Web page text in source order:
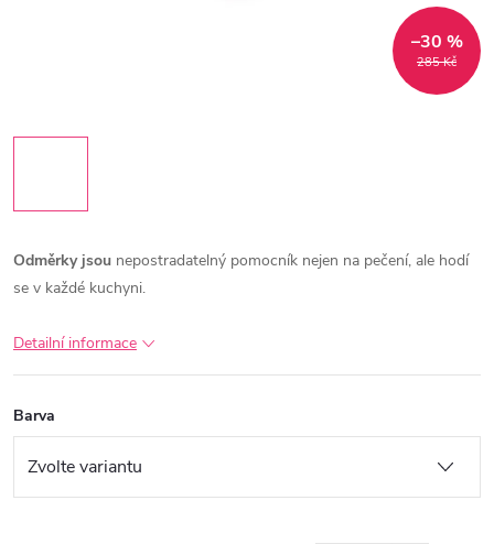
285 Kč
–30 %
Odměrky jsou nepostradatelný pomocník nejen na pečení, ale hodí
se v každé kuchyni.
Detailní informace
Barva